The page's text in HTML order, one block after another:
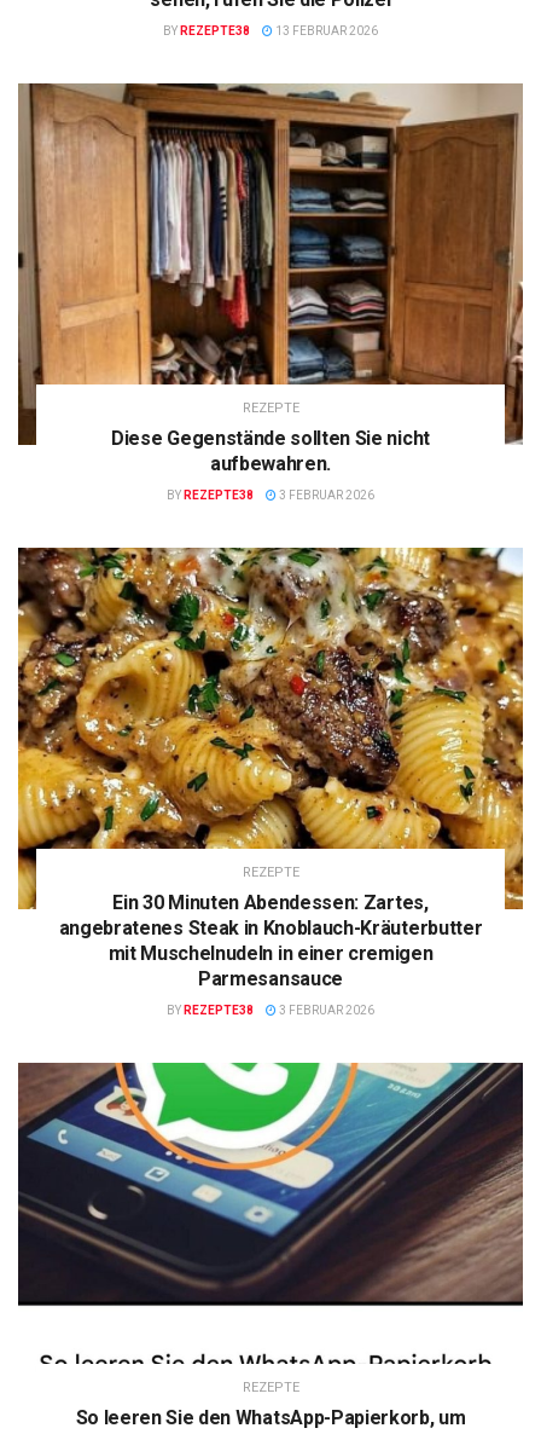
BY REZEPTE38 13 FEBRUAR 2026
REZEPTE
Diese Gegenstände sollten Sie nicht
aufbewahren.
BY REZEPTE38 3 FEBRUAR 2026
REZEPTE
Ein 30 Minuten Abendessen: Zartes,
angebratenes Steak in Knoblauch-Kräuterbutter
mit Muschelnudeln in einer cremigen
Parmesansauce
BY REZEPTE38 3 FEBRUAR 2026
REZEPTE
So leeren Sie den WhatsApp-Papierkorb, um